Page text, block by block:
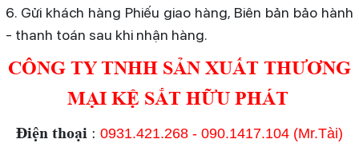
6. Gửi khách hàng Phiếu giao hàng, Biên bản bảo hành
- thanh toán sau khi nhận hàng.
CÔNG TY TNHH SẢN XUẤT THƯƠNG
MẠI KỆ SẮT HỮU PHÁT
Điện thoại : 0931.421.268- 090.1417.104 (Mr.Tài)